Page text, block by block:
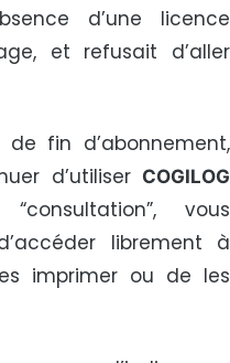
d’une licence
et refusait d’aller
fin d’abonnement,
d’utiliser COGILOG
vous
librement à
imprimer ou de les